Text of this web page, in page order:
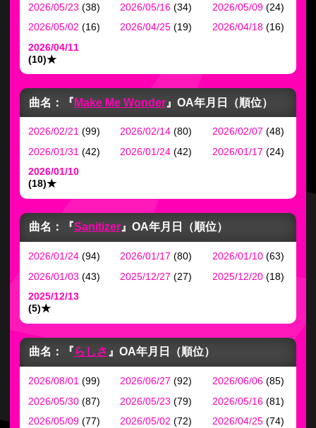
2026/05/23 (38) 2026/05/16 (34) 2026/05/09(24)
2026/05/02 (16) 2026/04/25 (19) 2026/04/18(16)
2026/04/11
(10)★
曲名：『 Make Me Wonder』 OA年月日（順位）
2026/02/21(99) 2026/02/14 (80) 2026/02/07 (48)
2026/01/31 (42) 2026/01/24 (42) 2026/01/17 (24)
2026/01/10
(18)★
曲名：『Sanitizer』 OA年月日（順位）
2026/01/24(94) 2026/01/17 (80) 2026/01/10(63)
2026/01/03 (43) 2025/12/27 (27) 2025/12/20(18)
2025/12/13
(5)★
曲名：『らしさ 』 OA年月日（順位）
2026/08/01(99) 2026/06/27 (92) 2026/06/06(85)
2026/05/30(87) 2026/05/23 (79) 2026/05/16(81)
2026/05/09(77) 2026/05/02 (72) 2026/04/25(74)